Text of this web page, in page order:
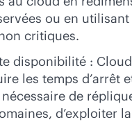
ou en
critiques.
disponibilité :
les temps d’arrêt
de
d’exploiter